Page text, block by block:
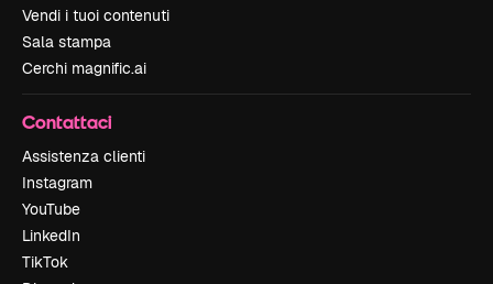
Vendi i tuoi contenuti
Sala stampa
Cerchi magnific.ai
Contattaci
Assistenza clienti
Instagram
YouTube
LinkedIn
TikTok